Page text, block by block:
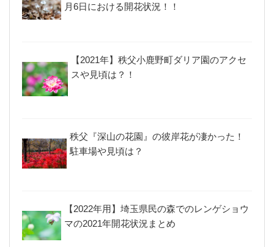
月6日における開花状況！！
【2021年】秩父小鹿野町ダリア園のアクセ
スや見頃は？！
秩父『深山の花園』の彼岸花が凄かった！
駐車場や見頃は？
【2022年用】埼玉県民の森でのレンゲショウ
マの2021年開花状況まとめ